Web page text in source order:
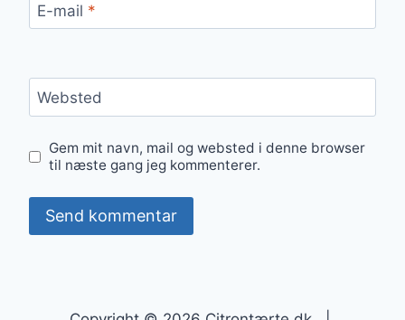
E-mail *
Websted
Gem mit navn, mail og websted i denne browser
til næste gang jeg kommenterer.